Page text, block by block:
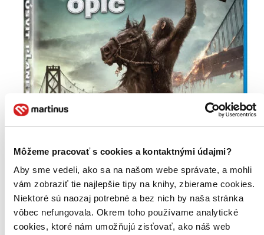
Môžeme pracovať s cookies a kontaktnými údajmi?
Aby sme vedeli, ako sa na našom webe správate, a mohli
vám zobraziť tie najlepšie tipy na knihy, zbierame cookies.
Niektoré sú naozaj potrebné a bez nich by naša stránka
vôbec nefungovala. Okrem toho používame analytické
cookies, ktoré nám umožňujú zisťovať, ako náš web